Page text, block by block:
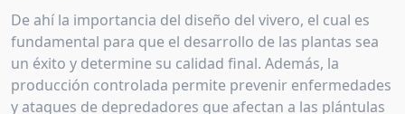
De ahí la importancia del diseño del vivero, el cual es
fundamental para que el desarrollo de las plantas sea
un éxito y determine su calidad final. Además, la
producción controlada permite prevenir enfermedades
y ataques de depredadores que afectan a las plántulas